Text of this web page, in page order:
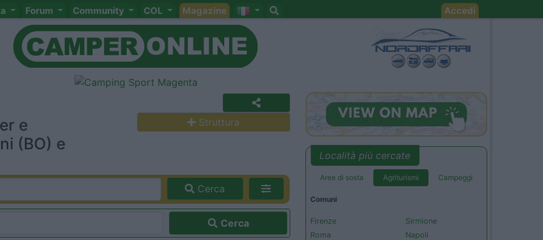
Forum Community COL Magazine Accedi
e
(BO) e
Struttura
Cerca
Cerca
Località più cercate
Aree di sosta Agriturismi Campeggi
Comuni
Firenze
Roma
Sirmione
Napoli